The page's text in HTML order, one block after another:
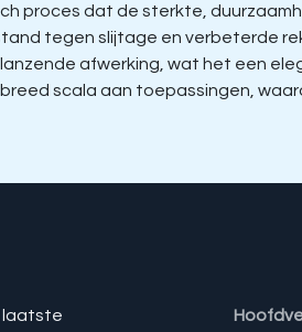
proces dat de sterkte,
tegen slijtage en verbeterde
afwerking, wat het een
scala aan toepassingen,
laatste